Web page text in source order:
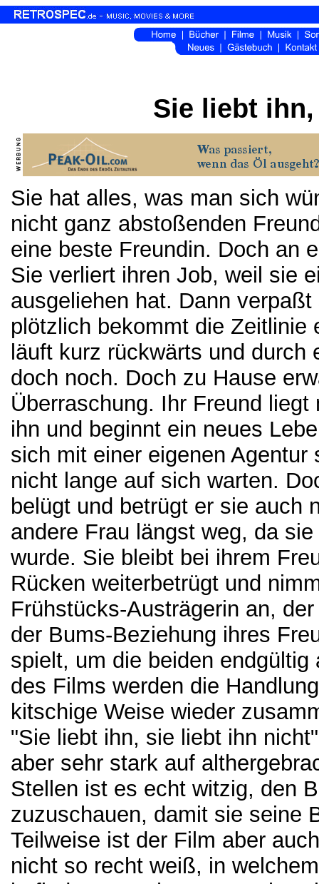
Sie liebt
Sie hat alles, was man sich
nicht ganz abstoßenden
eine beste Freundin. Doch an
Sie verliert ihren Job, weil sie
ausgeliehen hat. Dann
plötzlich bekommt die Zeitlinie
läuft kurz rückwärts und
doch noch. Doch zu Hause
Überraschung. Ihr Freund
ihn und beginnt ein neues
sich mit einer eigenen
nicht lange auf sich warten.
belügt und betrügt er sie auch
andere Frau längst weg, da
wurde. Sie bleibt bei ihrem
Rücken weiterbetrügt und
Frühstücks-Austrägerin an,
der Bums-Beziehung ihres
spielt, um die beiden
des Films werden die
kitschige Weise wieder
"Sie liebt ihn, sie liebt ihn
aber sehr stark auf
Stellen ist es echt witzig, den
zuzuschauen, damit sie seine
Teilweise ist der Film aber
nicht so recht weiß, in